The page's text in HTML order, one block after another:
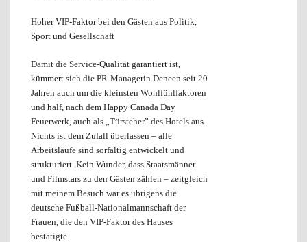
Hoher VIP-Faktor bei den Gästen aus Politik,
Sport und Gesellschaft
Damit die Service-Qualität garantiert ist,
kümmert sich die PR-Managerin Deneen seit 20
Jahren auch um die kleinsten Wohlfühlfaktoren
und half, nach dem Happy Canada Day
Feuerwerk, auch als „Türsteher” des Hotels aus.
Nichts ist dem Zufall überlassen – alle
Arbeitsläufe sind sorfältig entwickelt und
strukturiert. Kein Wunder, dass Staatsmänner
und Filmstars zu den Gästen zählen – zeitgleich
mit meinem Besuch war es übrigens die
deutsche Fußball-Nationalmannschaft der
Frauen, die den VIP-Faktor des Hauses
bestätigte.